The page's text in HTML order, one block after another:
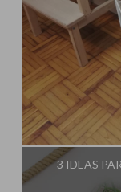
3 IDEAS